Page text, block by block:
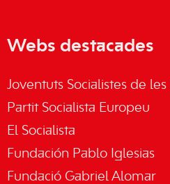
Webs destacades
Joventuts Socialistes de
Partit Socialista Europeu
El Socialista
Fundación Pablo Iglesias
Fundació Gabriel Alomar